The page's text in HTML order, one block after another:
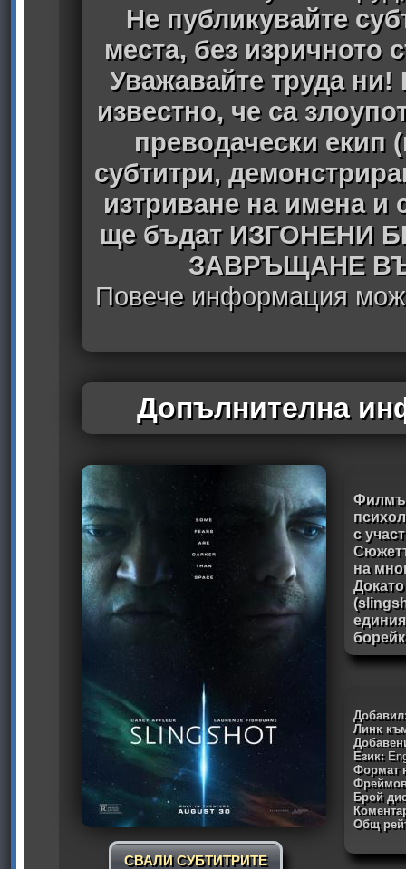
Не публикувайте
места, без изричното
Уважавайте труда ни!
известно, че са
преводачески екип
субтитри,
изтриване на имена
ще бъдат ИЗГОНЕНИ
ЗАВРЪЩАНЕ
Повече информация
Допълнителна
СВАЛИ СУБТИТРИТЕ
с
на
Линк
Език:
Формат
Брой
Общ